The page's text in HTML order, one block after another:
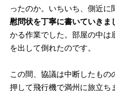
ったのか。いちいち、側近に
慰問状を丁寧に書いていきま
かる作業でした。部屋の中は
を出して倒れたのです。
この間、協議は中断したもの
押して飛行機で満州に旅立ち